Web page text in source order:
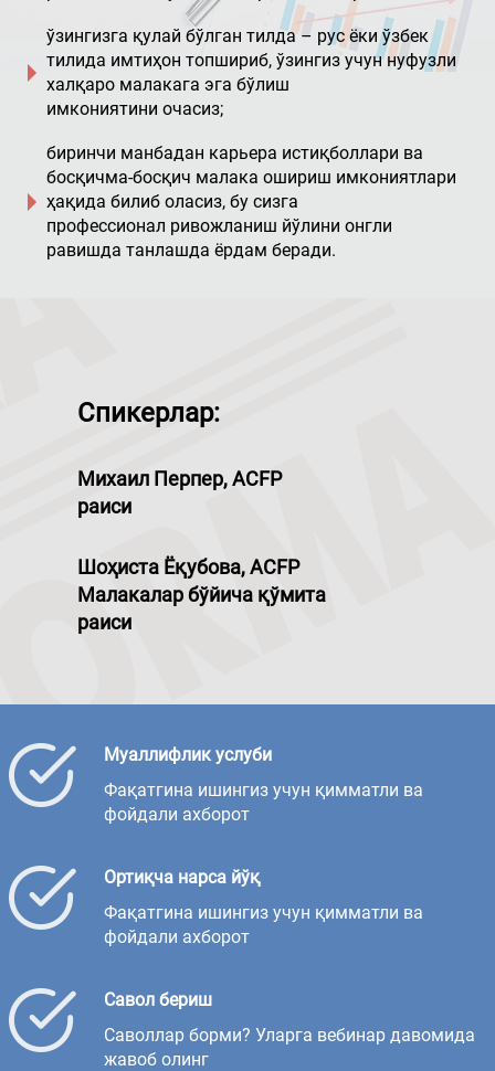
ўзингизга қулай бўлган тилда – рус ёки ўзбек
тилида имтиҳон топшириб, ўзингиз учун нуфузли
халқаро малакага эга бўлиш
имкониятини очасиз;
биринчи манбадан карьера истиқболлари ва
босқичма-босқич малака ошириш имкониятлари
ҳақида билиб оласиз, бу сизга
профессионал ривожланиш йўлини онгли
равишда танлашда ёрдам беради.
Спикерлар:
Михаил Перпер, ACFP
раиси
Шоҳиста Ёқубова, ACFP
Малакалар бўйича қўмита
раиси
Муаллифлик услуби
Фақатгина ишингиз учун қимматли ва
фойдали ахборот
Ортиқча нарса йўқ
Фақатгина ишингиз учун қимматли ва
фойдали ахборот
Савол бериш
Саволлар борми? Уларга вебинар давомида
жавоб олинг